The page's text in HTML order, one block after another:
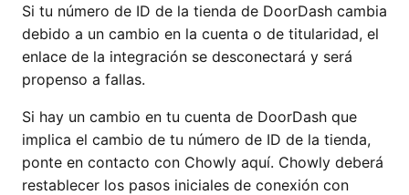
Si tu número de ID de la tienda de DoorDash cambia
debido a un cambio en la cuenta o de titularidad, el
enlace de la integración se desconectará y será
propenso a fallas.
Si hay un cambio en tu cuenta de DoorDash que
implica el cambio de tu número de ID de la tienda,
ponte en contacto con Chowly aquí. Chowly deberá
restablecer los pasos iniciales de conexión con